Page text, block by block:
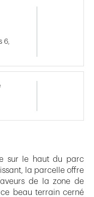
sur le haut du parc
la parcelle offre
de la zone de
beau terrain cerné
6,